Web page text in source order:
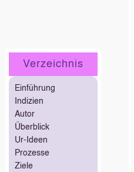
Verzeichnis
Einführung
Indizien
Autor
Überblick
Ur-Ideen
Prozesse
Ziele